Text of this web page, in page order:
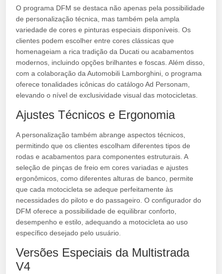
O programa DFM se destaca não apenas pela possibilidade
de personalização técnica, mas também pela ampla
variedade de cores e pinturas especiais disponíveis. Os
clientes podem escolher entre cores clássicas que
homenageiam a rica tradição da Ducati ou acabamentos
modernos, incluindo opções brilhantes e foscas. Além disso,
com a colaboração da Automobili Lamborghini, o programa
oferece tonalidades icônicas do catálogo Ad Personam,
elevando o nível de exclusividade visual das motocicletas.
Ajustes Técnicos e Ergonomia
A personalização também abrange aspectos técnicos,
permitindo que os clientes escolham diferentes tipos de
rodas e acabamentos para componentes estruturais. A
seleção de pinças de freio em cores variadas e ajustes
ergonômicos, como diferentes alturas de banco, permite
que cada motocicleta se adeque perfeitamente às
necessidades do piloto e do passageiro. O configurador do
DFM oferece a possibilidade de equilibrar conforto,
desempenho e estilo, adequando a motocicleta ao uso
específico desejado pelo usuário.
Versões Especiais da Multistrada
V4